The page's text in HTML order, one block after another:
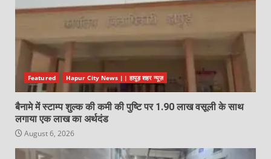
Featured Hapur City News || हापुड़ शहर न्यूज़
बैनामे में स्टाम्प शुल्क की कमी की पुष्टि पर 1.90 लाख वसूली के साथ
लगाया एक लाख का अर्थदंड
August 6, 2026